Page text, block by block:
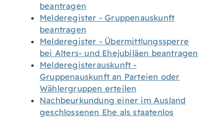
beantragen
Melderegister - Gruppenauskunft
beantragen
Melderegister - Übermittlungssperre
bei Alters- und Ehejubiläen beantragen
Melderegisterauskunft -
Gruppenauskunft an Parteien oder
Wählergruppen erteilen
Nachbeurkundung einer im Ausland
geschlossenen Ehe als staatenlos